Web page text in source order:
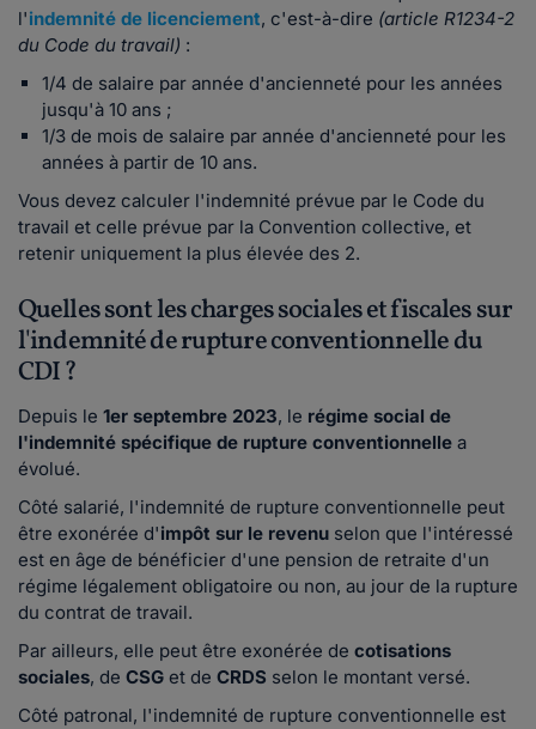
l'indemnité de licenciement, c'est-à-dire (article R1234-2
du Code du travail) :
1/4 de salaire par année d'ancienneté pour les années
jusqu'à 10 ans ;
1/3 de mois de salaire par année d'ancienneté pour les
années à partir de 10 ans.
Vous devez calculer l'indemnité prévue par le Code du
travail et celle prévue par la Convention collective, et
retenir uniquement la plus élevée des 2.
Quelles sont les charges sociales et fiscales sur
l'indemnité de rupture conventionnelle du
CDI ?
Depuis le 1er septembre 2023, le régime social de
l'indemnité spécifique de rupture conventionnelle a
évolué.
Côté salarié, l'indemnité de rupture conventionnelle peut
être exonérée d'impôt sur le revenu selon que l'intéressé
est en âge de bénéficier d'une pension de retraite d'un
régime légalement obligatoire ou non, au jour de la rupture
du contrat de travail.
Par ailleurs, elle peut être exonérée de cotisations
sociales, de CSG et de CRDS selon le montant versé.
Côté patronal, l'indemnité de rupture conventionnelle est